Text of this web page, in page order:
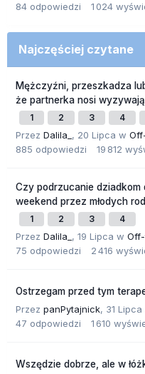
84 odpowiedzi 1 024
Najczęściej czytane
Mężczyźni, przeszkadza
że partnerka nosi
1 2 3 4
Przez Dalila_ , 20 Lipca w
885 odpowiedzi 19 812
Czy podrzucanie dziadkom
weekend przez młodych
1 2 3 4
Przez Dalila_ , 19 Lipca w
75 odpowiedzi 2 416
Ostrzegam przed tym
Przez panPytajnick, 31 Lipca
47 odpowiedzi 1 610
Wszędzie dobrze, ale w